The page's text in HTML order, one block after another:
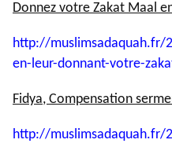
Donnez votre Zakat Maal
http://muslimsadaquah.fr/
en-leur-donnant-votre-
Fidya, Compensation
http://muslimsadaquah.fr/